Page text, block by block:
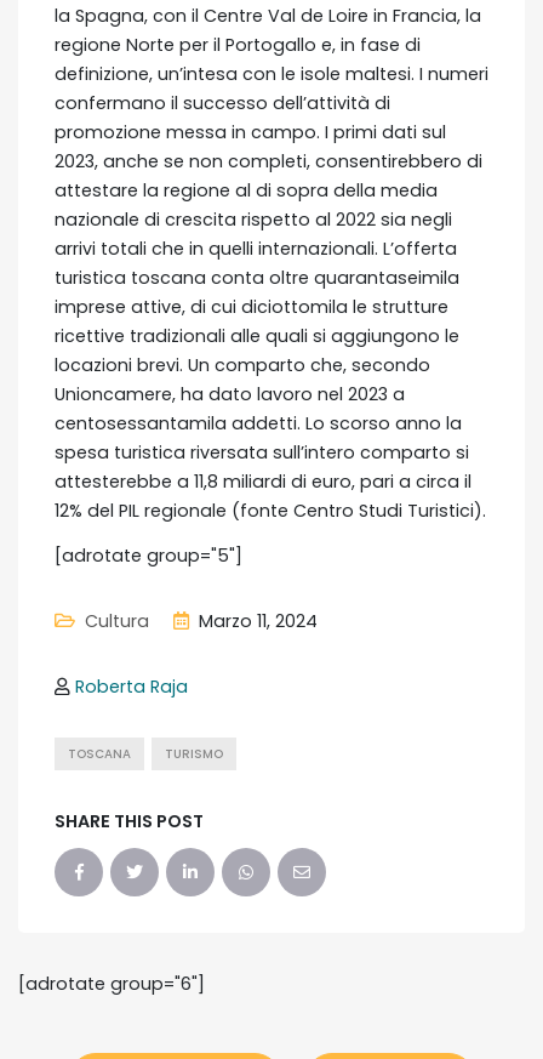
la Spagna, con il Centre Val de Loire in Francia, la
regione Norte per il Portogallo e, in fase di
definizione, un’intesa con le isole maltesi. I numeri
confermano il successo dell’attività di
promozione messa in campo. I primi dati sul
2023, anche se non completi, consentirebbero di
attestare la regione al di sopra della media
nazionale di crescita rispetto al 2022 sia negli
arrivi totali che in quelli internazionali. L’offerta
turistica toscana conta oltre quarantaseimila
imprese attive, di cui diciottomila le strutture
ricettive tradizionali alle quali si aggiungono le
locazioni brevi. Un comparto che, secondo
Unioncamere, ha dato lavoro nel 2023 a
centosessantamila addetti. Lo scorso anno la
spesa turistica riversata sull’intero comparto si
attesterebbe a 11,8 miliardi di euro, pari a circa il
12% del PIL regionale (fonte Centro Studi Turistici).
[adrotate group="5"]
Cultura Marzo 11, 2024
Roberta Raja
TOSCANA TURISMO
SHARE THIS POST
[adrotate group="6"]